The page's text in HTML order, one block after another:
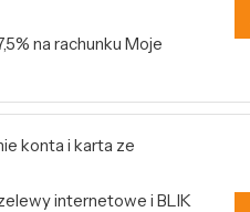
na rachunku Moje
konta i karta ze
internetowe i BLIK